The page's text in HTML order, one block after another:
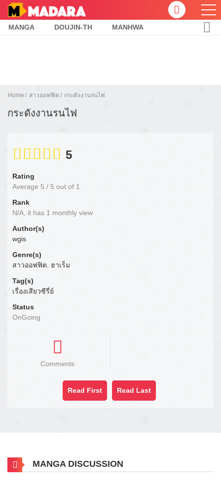
MANGA DOUJIN-TH MANHWA
Home สาวออฟฟิต กระดังงานรนไฟ
กระดังงานรนไฟ
5
Rating
Average 5 / 5 out of 1
Rank
N/A, it has 1 monthly view
Author(s)
wgis
Genre(s)
สาวออฟฟิต, ฮาเร็ม
Tag(s)
เรื่องเสียวซีรี่ย์
Status
OnGoing
Comments
Read First Read Last
MANGA DISCUSSION